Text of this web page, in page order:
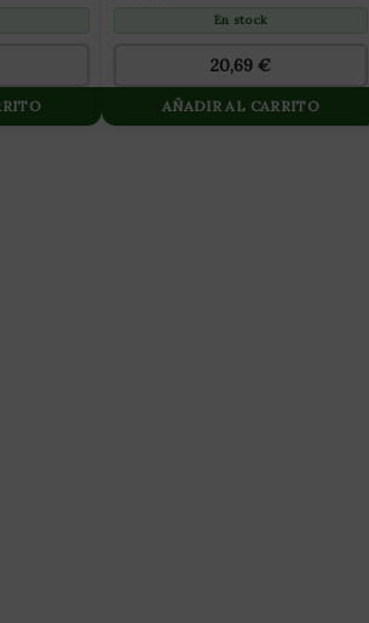
En stock
20,69 €
AÑADIR AL CARRITO